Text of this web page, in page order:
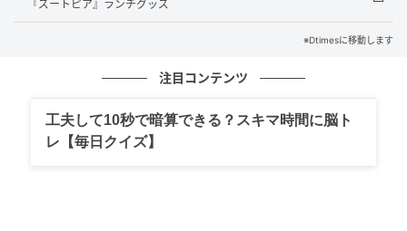
『ズートピア』ランチグッズ
※Dtimesに移動します
注目コンテンツ
工夫して10秒で暗算できる？スキマ時間に脳ト
レ【毎日クイズ】